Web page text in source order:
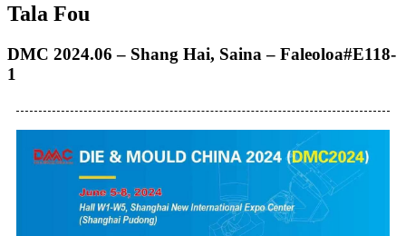
Tala Fou
DMC 2024.06 – Shang Hai, Saina – Faleoloa#E118-
1